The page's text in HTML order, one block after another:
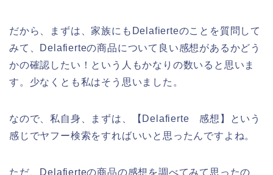
だから、まずは、家族にもDelafierteのことを質問して
みて、Delafierteの商品について良い感想があるかどう
かの確認したい！という人もかなりの数いると思いま
す。少なくとも私はそう思いました。
なので、私自身、まずは、【Delafierte 感想】という
感じでヤフー検索をすればいいと思ったんですよね。
ただ、Delafierteの商品の感想を調べてみて思ったの